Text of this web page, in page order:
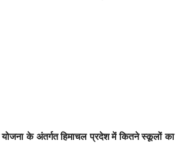
योजना के अंतर्गत हिमाचल प्रदेश में कितने स्कूलों का